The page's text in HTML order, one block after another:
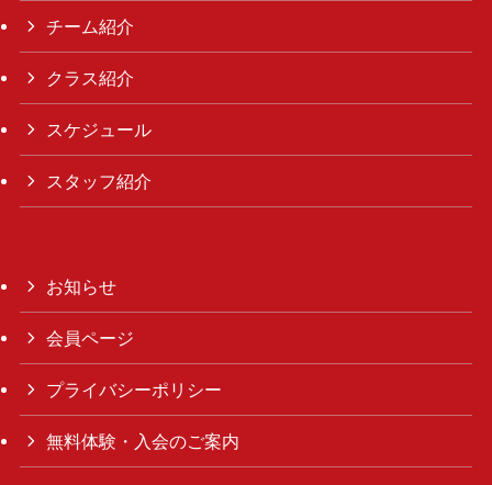
チーム紹介
クラス紹介
スケジュール
スタッフ紹介
お知らせ
会員ページ
プライバシーポリシー
無料体験・入会のご案内